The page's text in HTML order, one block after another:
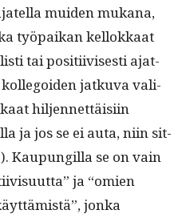
muiden mukana,
työ­paikan kel­lokkaat
tai posi­ti­ivis­es­ti ajat­
jatku­va val­i­
hiljen­net­täisi­in
ja jos se ei auta, niin sit­
Kaupungilla se on vain
ja “omien
jon­ka